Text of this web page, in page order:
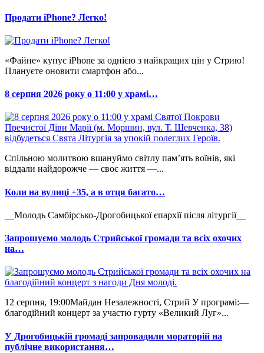
Продати iPhone? Легко!
«Файне» купує iPhone за однією з найкращих цін у Стрию!
Плануєте оновити смартфон або...
8 серпня 2026 року о 11:00 у храмі…
Спільною молитвою вшануймо світлу пам’ять воїнів, які
віддали найдорожче — своє життя —...
Коли на вулиці +35, а в отця багато…
__Молодь Самбірсько-Дрогобицької єпархії після літургії__
Запрошуємо молодь Стрийської громади та всіх охочих
на…
12 серпня, 19:00Майдан Незалежності, Стрий У програмі:—
благодійний концерт за участю гурту «Великий Луг»...
У Дрогобицькій громаді запровадили мораторій на
публічне використання…